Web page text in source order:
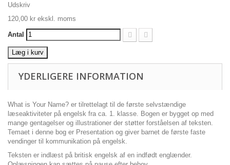
Udskriv
120,00 kr ekskl. moms
Antal
Læg i kurv
YDERLIGERE INFORMATION
What is Your Name? er tilrettelagt til de første selvstændige
læseaktiviteter på engelsk fra ca. 1. klasse. Bogen er bygget op med
mange gentagelser og illustrationer der støtter forståelsen af teksten.
Temaet i denne bog er Presentation og giver barnet de første faste
vendinger til kommunikation på engelsk.
Teksten er indlæst på britisk engelsk af en indfødt englænder.